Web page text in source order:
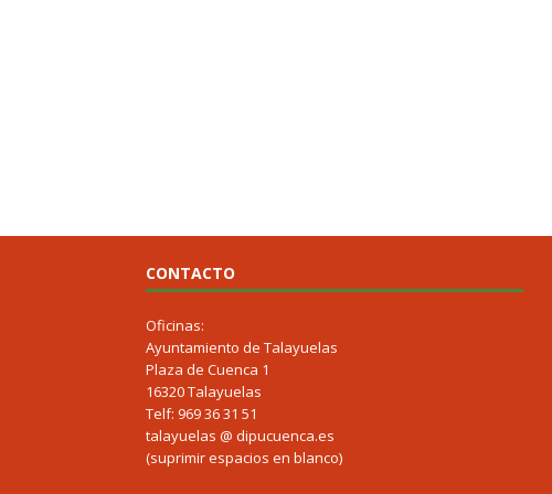
CONTACTO
Oficinas:
Ayuntamiento de Talayuelas
Plaza de Cuenca 1
16320 Talayuelas
Telf: 969 36 31 51
talayuelas @ dipucuenca.es
(suprimir espacios en blanco)